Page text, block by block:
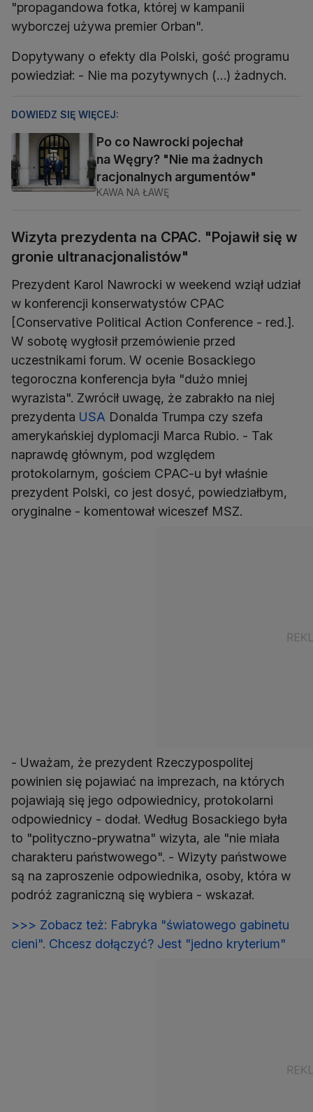
"propagandowa fotka, której w kampanii
wyborczej używa premier Orban".
Dopytywany o efekty dla Polski, gość programu
powiedział: - Nie ma pozytywnych (…) żadnych.
DOWIEDZ SIĘ WIĘCEJ:
Po co Nawrocki pojechał
na Węgry? "Nie ma żadnych
racjonalnych argumentów"
KAWA NA ŁAWĘ
Wizyta prezydenta na CPAC. "Pojawił się w
gronie ultranacjonalistów"
Prezydent Karol Nawrocki w weekend wziął udział
w konferencji konserwatystów CPAC
[Conservative Political Action Conference - red.].
W sobotę wygłosił przemówienie przed
uczestnikami forum. W ocenie Bosackiego
tegoroczna konferencja była "dużo mniej
wyrazista". Zwrócił uwagę, że zabrakło na niej
prezydenta USA Donalda Trumpa czy szefa
amerykańskiej dyplomacji Marca Rubio. - Tak
naprawdę głównym, pod względem
protokolarnym, gościem CPAC-u był właśnie
prezydent Polski, co jest dosyć, powiedziałbym,
oryginalne - komentował wiceszef MSZ.
- Uważam, że prezydent Rzeczypospolitej
powinien się pojawiać na imprezach, na których
pojawiają się jego odpowiednicy, protokolarni
odpowiednicy - dodał. Według Bosackiego była
to "polityczno-prywatna" wizyta, ale "nie miała
charakteru państwowego". - Wizyty państwowe
są na zaproszenie odpowiednika, osoby, która w
podróż zagraniczną się wybiera - wskazał.
>>> Zobacz też: Fabryka "światowego gabinetu
cieni". Chcesz dołączyć? Jest "jedno kryterium"